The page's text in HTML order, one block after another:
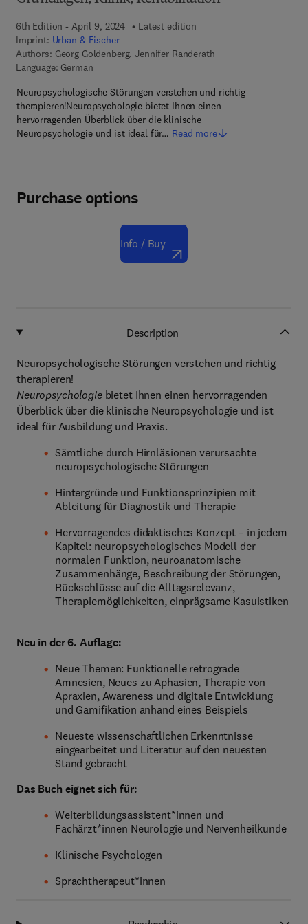
6th Edition - April 9, 2024
Latest edition
Imprint: Urban & Fischer
Authors: Georg Goldenberg, Jennifer Randerath
Language: German
Neuropsychologische Störungen verstehen und richtig
therapieren!Neuropsychologie bietet Ihnen einen
hervorragenden Überblick über die klinische
Neuropsychologie und ist ideal für… Read more
Purchase options
Info / Buy
Description
Neuropsychologische Störungen verstehen und richtig
therapieren!
Neuropsychologiebietet Ihnen einen hervorragenden
Überblick über die klinische Neuropsychologie und ist
ideal für Ausbildung und Praxis.
Sämtliche durch Hirnläsionen verursachte
neuropsychologische Störungen
Hintergründe und Funktionsprinzipien mit
Ableitung für Diagnostik und Therapie
Hervorragendes didaktisches Konzept – in jedem
Kapitel: neuropsychologisches Modell der
normalen Funktion, neuroanatomische
Zusammenhänge, Beschreibung der Störungen,
Rückschlüsse auf die Alltagsrelevanz,
Therapiemöglichkeiten, einprägsame Kasuistiken
Neu in der 6. Auflage:
Neue Themen: Funktionelle retrograde
Amnesien, Neues zu Aphasien, Therapie von
Apraxien, Awareness und digitale Entwicklung
und Gamifikation anhand eines Beispiels
Neueste wissenschaftlichen Erkenntnisse
eingearbeitet und Literatur auf den neuesten
Stand gebracht
Das Buch eignet sich für:
Weiterbildungsassistent*innen und
Fachärzt*innen Neurologie und Nervenheilkunde
Klinische Psychologen
Sprachtherapeut*innen